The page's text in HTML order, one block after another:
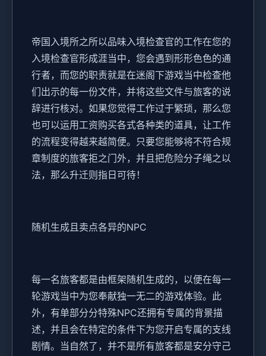
帝国入境所之所以品味入境检查官的工作在您的
入境检查官形成涯当中，您会遇到形形色色的通
行者，而您的职责就是在迷阁下游戏当中检查他
们出示的每一份文件，并将这些文件与旅客的说
辞进行核对。如果您觉得工作过于繁琐，那么您
也可以运用工资购买各式各种类的道具，让工作
的流程变得越来越简便。只要您能够将不符合规
章制度的旅客拒之门外，并且把危险分子绳之以
法，那么升迁则指日可待！
随机生成且卖点各异的NPC
每一名旅客都是由框架随机生成的，以便在每一
轮游戏当中为您奉献独一无二的游戏体验。此
外，有单部分分特殊NPC还拥有专属的背景描
述，并且会在特定的条件下为您开启专属的支线
剧情。当自然了，并不是所有旅客都是安分守己